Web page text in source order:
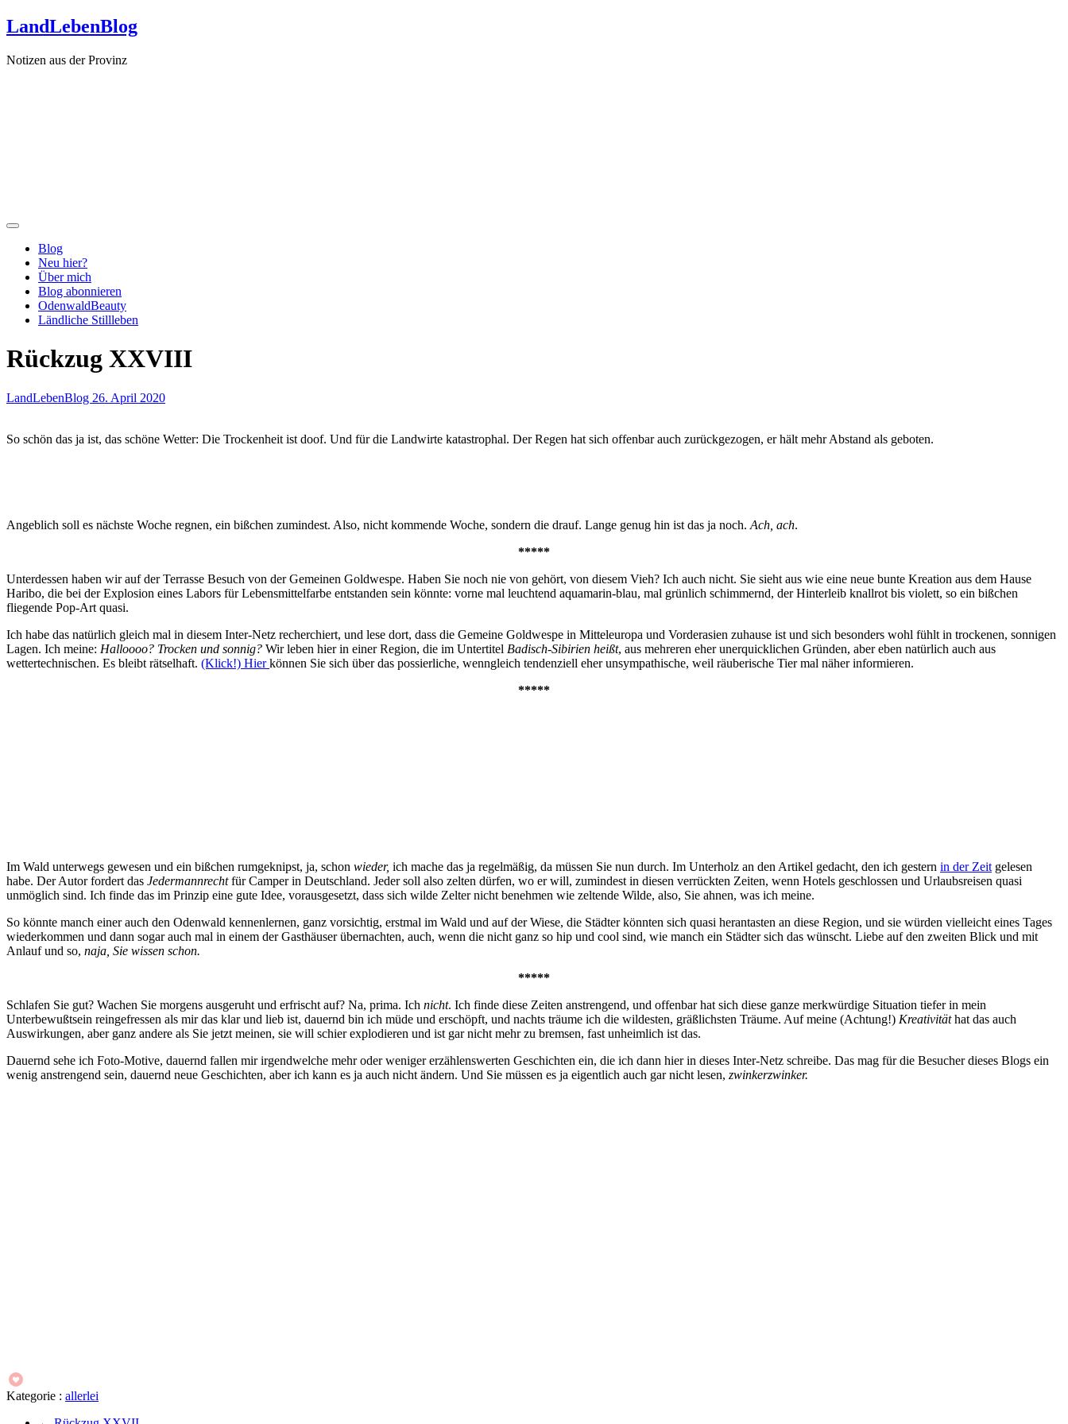
Zum
Inhalt
LandLebenBlog
Notizen aus der Provinz
Blog
Neu hier?
Über mich
Blog abonnieren
OdenwaldBeauty
Ländliche Stillleben
Rückzug XXVIII
LandLebenBlog 26. April 2020
So schön das ja ist, das schöne Wetter: Die Trockenheit ist doof. Und für die Landwirte katastrophal. Der Regen hat sich offenbar auch zurückgezogen, er hält mehr Abstand als geboten.
Angeblich soll es nächste Woche regnen, ein bißchen zumindest. Also, nicht kommende Woche, sondern die drauf. Lange genug hin ist das ja noch. Ach, ach.
*****
Unterdessen haben wir auf der Terrasse Besuch von der Gemeinen Goldwespe. Haben Sie noch nie von gehört, von diesem Vieh? Ich auch nicht. Sie sieht aus wie eine neue bunte Kreation aus dem Hause
Haribo, die bei der Explosion eines Labors für Lebensmittelfarbe entstanden sein könnte: vorne mal leuchtend aquamarin-blau, mal grünlich schimmernd, der Hinterleib knallrot bis violett, so ein bißchen
fliegende Pop-Art quasi.
Ich habe das natürlich gleich mal in diesem Inter-Netz recherchiert, und lese dort, dass die Gemeine Goldwespe in Mitteleuropa und Vorderasien zuhause ist und sich besonders wohl fühlt in trockenen, sonnigen
Lagen. Ich meine: Halloooo? Trocken und sonnig? Wir leben hier in einer Region, die im Untertitel Badisch-Sibirien heißt, aus mehreren eher unerquicklichen Gründen, aber eben natürlich auch aus
wettertechnischen. Es bleibt rätselhaft. (Klick!) Hierkönnen Sie sich über das possierliche, wenngleich tendenziell eher unsympathische, weil räuberische Tier mal näher informieren.
*****
Im Wald unterwegs gewesen und ein bißchen rumgeknipst, ja, schon wieder, ich mache das ja regelmäßig, da müssen Sie nun durch. Im Unterholz an den Artikel gedacht, den ich gestern in der Zeit gelesen
habe. Der Autor fordert das Jedermannrechtfür Camper in Deutschland. Jeder soll also zelten dürfen, wo er will, zumindest in diesen verrückten Zeiten, wenn Hotels geschlossen und Urlaubsreisen quasi
unmöglich sind. Ich finde das im Prinzip eine gute Idee, vorausgesetzt, dass sich wilde Zelter nicht benehmen wie zeltende Wilde, also, Sie ahnen, was ich meine.
So könnte manch einer auch den Odenwald kennenlernen, ganz vorsichtig, erstmal im Wald und auf der Wiese, die Städter könnten sich quasi herantasten an diese Region, und sie würden vielleicht eines Tages
wiederkommen und dann sogar auch mal in einem der Gasthäuser übernachten, auch, wenn die nicht ganz so hip und cool sind, wie manch ein Städter sich das wünscht. Liebe auf den zweiten Blick und mit
Anlauf und so, naja, Sie wissen schon.
*****
Schlafen Sie gut? Wachen Sie morgens ausgeruht und erfrischt auf? Na, prima. Ich nicht. Ich finde diese Zeiten anstrengend, und offenbar hat sich diese ganze merkwürdige Situation tiefer in mein
Unterbewußtsein reingefressen als mir das klar und lieb ist, dauernd bin ich müde und erschöpft, und nachts träume ich die wildesten, gräßlichsten Träume. Auf meine (Achtung!) Kreativitäthat das auch
Auswirkungen, aber ganz andere als Sie jetzt meinen, sie will schier explodieren und ist gar nicht mehr zu bremsen, fast unheimlich ist das.
Dauernd sehe ich Foto-Motive, dauernd fallen mir irgendwelche mehr oder weniger erzählenswerten Geschichten ein, die ich dann hier in dieses Inter-Netz schreibe. Das mag für die Besucher dieses Blogs ein
wenig anstrengend sein, dauernd neue Geschichten, aber ich kann es ja auch nicht ändern. Und Sie müssen es ja eigentlich auch gar nicht lesen, zwinkerzwinker.
Kategorie : allerlei